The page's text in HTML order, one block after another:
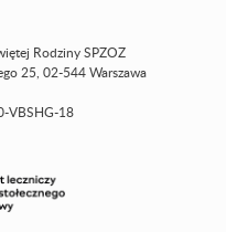
Rodziny SPZOZ
25, 02-544 Warszawa
VBSHG-18